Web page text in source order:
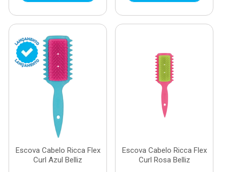
Escova Cabelo Ricca Flex
Curl Azul Belliz
Escova Cabelo Ricca Flex
Curl Rosa Belliz